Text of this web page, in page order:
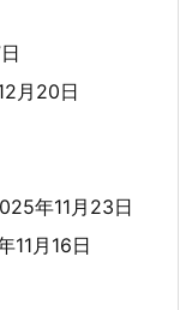
月20日
年11月23日
11月16日